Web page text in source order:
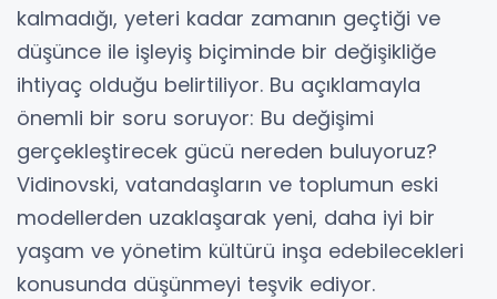
kalmadığı, yeteri kadar zamanın geçtiği ve
düşünce ile işleyiş biçiminde bir değişikliğe
ihtiyaç olduğu belirtiliyor. Bu açıklamayla
önemli bir soru soruyor: Bu değişimi
gerçekleştirecek gücü nereden buluyoruz?
Vidinovski, vatandaşların ve toplumun eski
modellerden uzaklaşarak yeni, daha iyi bir
yaşam ve yönetim kültürü inşa edebilecekleri
konusunda düşünmeyi teşvik ediyor.